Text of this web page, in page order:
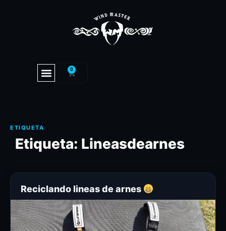
0
Etiqueta: Lineasdearnes
Reciclando lineas de arnes